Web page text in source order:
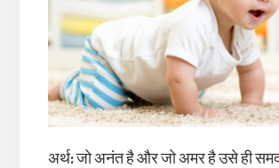
अर्थ:जो अनंत है और जो अमर है उसे ही